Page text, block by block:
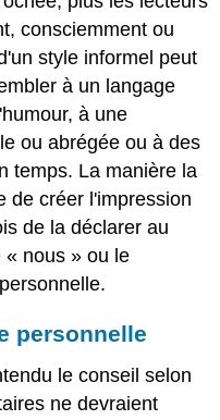
consciemment ou
style informel peut
à un langage
à une
ou abrégée ou à des
temps. La manière la
de créer l'impression
de la déclarer au
« nous » ou le
personnelle
le conseil selon
ne devraient